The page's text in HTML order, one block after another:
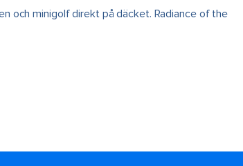
och minigolf direkt på däcket. Radiance of the